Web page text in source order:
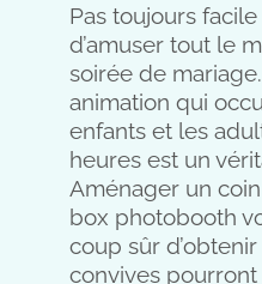
Pas toujours
d’amuser tout le
soirée de
animation qui
enfants et les
heures est un
Aménager un
box photobooth
coup sûr d’obtenir
convives pourront